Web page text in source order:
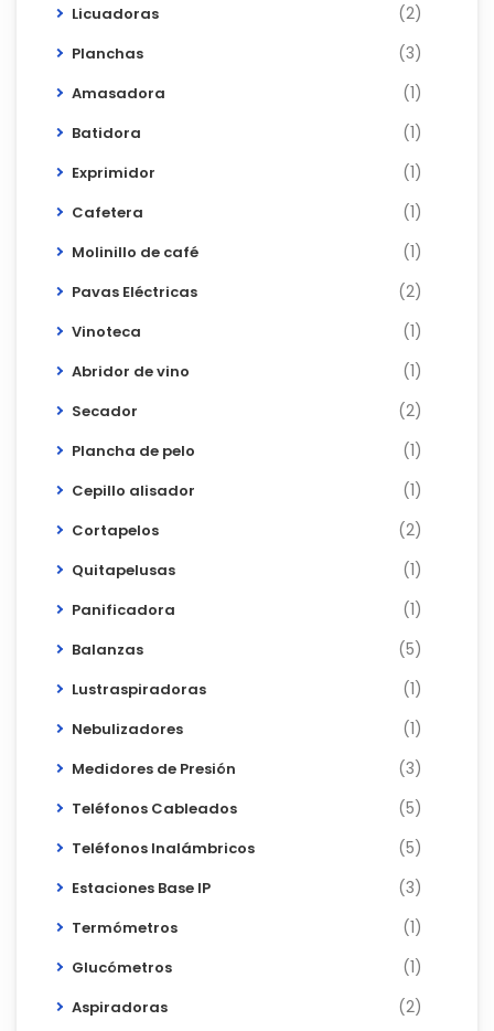
Licuadoras (2)
Planchas (3)
Amasadora (1)
Batidora (1)
Exprimidor (1)
Cafetera (1)
Molinillo de café (1)
Pavas Eléctricas (2)
Vinoteca (1)
Abridor de vino (1)
Secador (2)
Plancha de pelo (1)
Cepillo alisador (1)
Cortapelos (2)
Quitapelusas (1)
Panificadora (1)
Balanzas (5)
Lustraspiradoras (1)
Nebulizadores (1)
Medidores de Presión (3)
Teléfonos Cableados (5)
Teléfonos Inalámbricos (5)
Estaciones Base IP (3)
Termómetros (1)
Glucómetros (1)
Aspiradoras (2)